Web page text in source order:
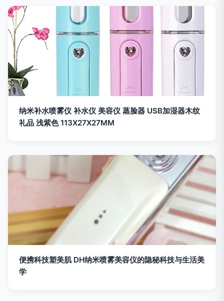
纳米补水喷雾仪 补水仪 美容仪 蒸脸器 USB加湿器木纹
礼品 浅紫色 113X27X27MM
便携科技塑美肌 DH纳米喷雾美容仪的隐秘科技与生活美
学